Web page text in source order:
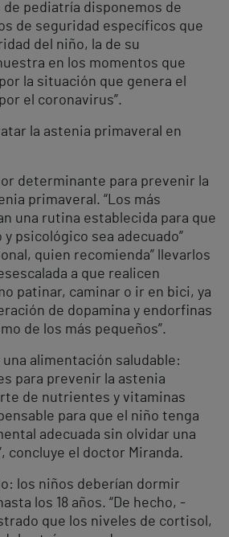
pediatría disponemos de
de seguridad específicos que
del niño, la de su
en los momentos que
la situación que genera el
el coronavirus”.
la astenia primaveral en
determinante para prevenir la
primaveral. “Los más
una rutina establecida para que
psicológico sea adecuado”
quien recomienda” llevarlos
a que realicen
patinar, caminar o ir en bici, ya
de dopamina y endorfinas
de los más pequeños”.
alimentación saludable:
para prevenir la astenia
de nutrientes y vitaminas
para que el niño tenga
adecuada sin olvidar una
concluye el doctor Miranda.
los niños deberían dormir
los 18 años. “De hecho, -
que los niveles de cortisol,